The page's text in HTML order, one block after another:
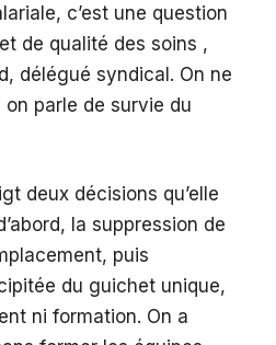
c’est une question
de qualité des soins ,
délégué syndical. On ne
parle de survie du
deux décisions qu’elle
la suppression de
puis
du guichet unique,
ni formation. On a